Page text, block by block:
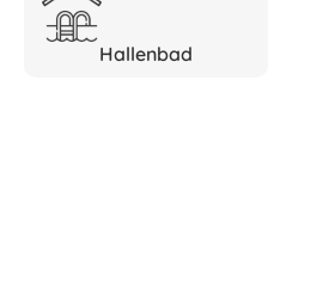
Hallenbad